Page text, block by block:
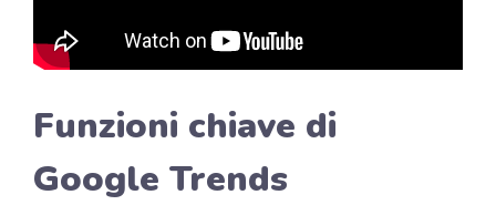
Funzioni chiave di
Google Trends